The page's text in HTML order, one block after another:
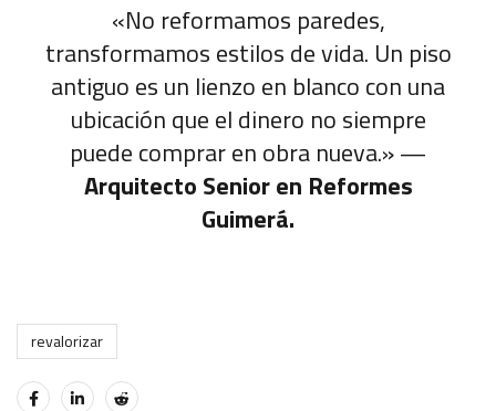
«No reformamos paredes,
transformamos estilos de vida. Un piso
antiguo es un lienzo en blanco con una
ubicación que el dinero no siempre
puede comprar en obra nueva.» —
Arquitecto Senior en Reformes
Guimerá.
revalorizar